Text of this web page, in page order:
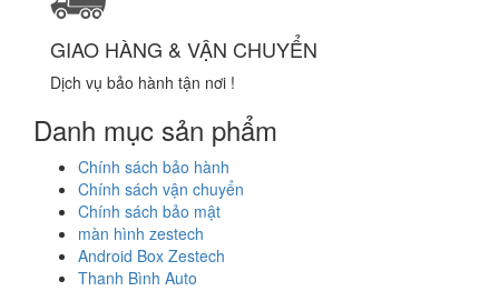
GIAO HÀNG & VẬN CHUYỂN
Dịch vụ bảo hành tận nơi !
Danh mục sản phẩm
Chính sách bảo hành
Chính sách vận chuyển
Chính sách bảo mật
màn hình zestech
Android Box Zestech
Thanh Bình Auto